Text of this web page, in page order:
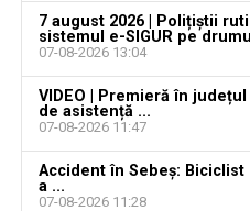
Locuri de muncă în
2026. AJOFM Alba a
vacante
Bărbat de 30 de ani
7 august 2026 | Polițiștii
sistemul e-SIGUR pe
07-08-2026 13:04
VIDEO | Premieră în
de asistență ...
07-08-2026 11:47
Accident în Sebeș:
a ...
07-08-2026 11:28